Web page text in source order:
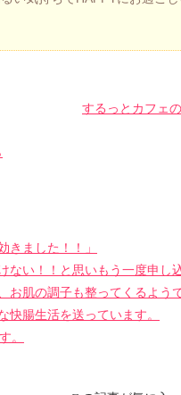
するっとカフェ
きました！！」
ない！！と思いもう一度申し
お肌の調子も整ってくるようで
快腸生活を送っています。
。